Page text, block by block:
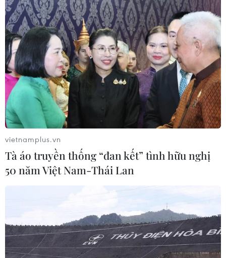
nước.
(TTXVN/Vietnam+)
#Mỹ-Sudan #Sudan và Mỹ
#Xung đột ở Sudan
Mỹ
Sudan
vietnamplus.vn
Tà áo truyền thống “đan kết” tình hữu nghị
50 năm Việt Nam-Thái Lan